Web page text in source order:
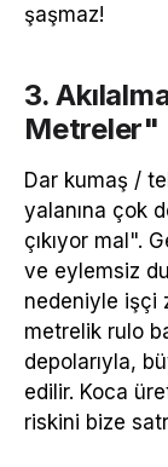
şaşmaz!
3.
Metreler"
Dar kumaş /
yalanına çok
çıkıyor mal".
ve eylemsiz
nedeniyle işçi
metrelik rulo
depolarıyla,
edilir. Koca
riskini bize